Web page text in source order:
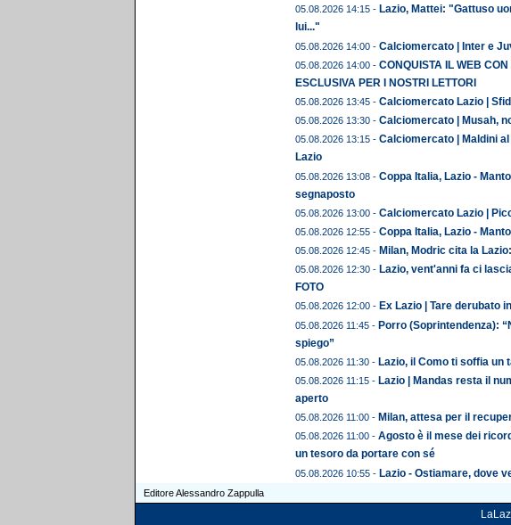
05.08.2026 14:15 - Lazio, Mattei: "Gattuso
lui..."
05.08.2026 14:00 - Calciomercato | Inter e
05.08.2026 14:00 - CONQUISTA IL WEB
ESCLUSIVA PER I NOSTRI LETTORI
05.08.2026 13:45 - Calciomercato Lazio |
05.08.2026 13:30 - Calciomercato | Musah,
05.08.2026 13:15 - Calciomercato | Maldini
Lazio
05.08.2026 13:08 - Coppa Italia, Lazio -
segnaposto
05.08.2026 13:00 - Calciomercato Lazio |
05.08.2026 12:55 - Coppa Italia, Lazio -
05.08.2026 12:45 - Milan, Modric cita la
05.08.2026 12:30 - Lazio, vent'anni fa ci
FOTO
05.08.2026 12:00 - Ex Lazio | Tare derubato
05.08.2026 11:45 - Porro (Soprintendenza):
spiego”
05.08.2026 11:30 - Lazio, il Como ti soffia un
05.08.2026 11:15 - Lazio | Mandas resta il
aperto
05.08.2026 11:00 - Milan, attesa per il
05.08.2026 11:00 - Agosto è il mese dei
un tesoro da portare con sé
05.08.2026 10:55 - Lazio - Ostiamare, dove
Editore Alessandro Zappulla